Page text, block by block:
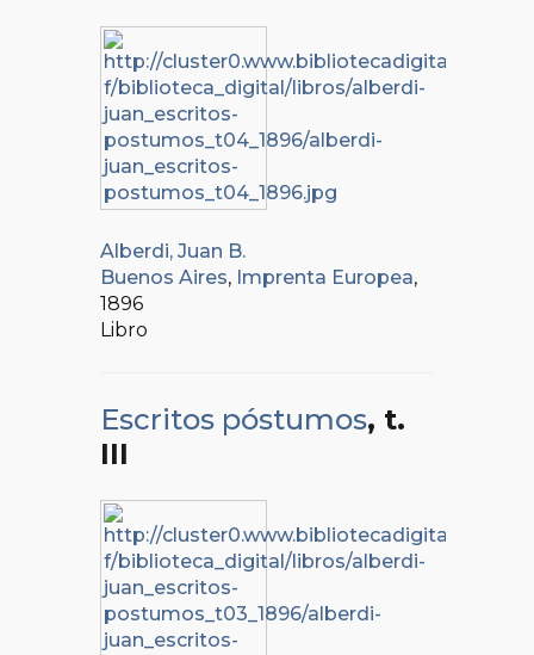
Alberdi, Juan B.
Buenos Aires, Imprenta Europea,
1896
Libro
Escritos póstumos, t.
III